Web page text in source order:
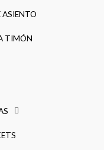
ASIENTO
TIMÓN